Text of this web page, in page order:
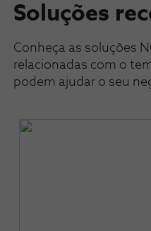
Soluções
Conheça as soluções
relacionadas com o
podem ajudar o seu